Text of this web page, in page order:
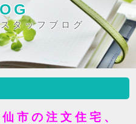
タッフブログ
市の注文住宅、